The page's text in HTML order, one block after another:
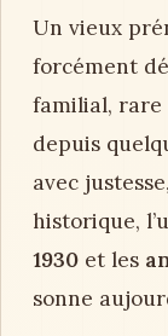
Un vieux
forcément
familial, rare
depuis
avec
historique,
1930 et les
sonne